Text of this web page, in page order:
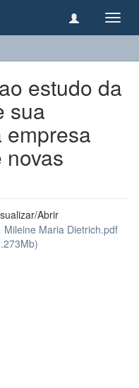
estudo da
sua
empresa
novas
Abrir
Mileine Maria Dietrich.pdf